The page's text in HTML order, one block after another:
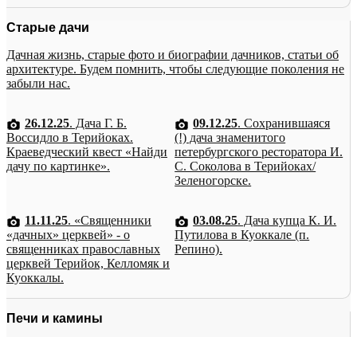
Старые дачи
Дачная жизнь, старые фото и биографии дачников, статьи об
архитектуре. Будем помнить, чтобы следующие поколения не
забыли нас.
26.12.25. Дача Г. Б.
Воссидло в Терийоках.
Краеведческий квест «Найди
дачу по картинке».
09.12.25. Сохранившаяся
(!) дача знаменитого
петербургского ресторатора И.
С. Соколова в Терийоках/
Зеленогорске.
11.11.25. «Священники
«дачных» церквей» - о
священниках православных
церквей Терийок, Келломяк и
Куоккалы.
03.08.25. Дача купца К. И.
Путилова в Куоккале (п.
Репино).
Печи и камины